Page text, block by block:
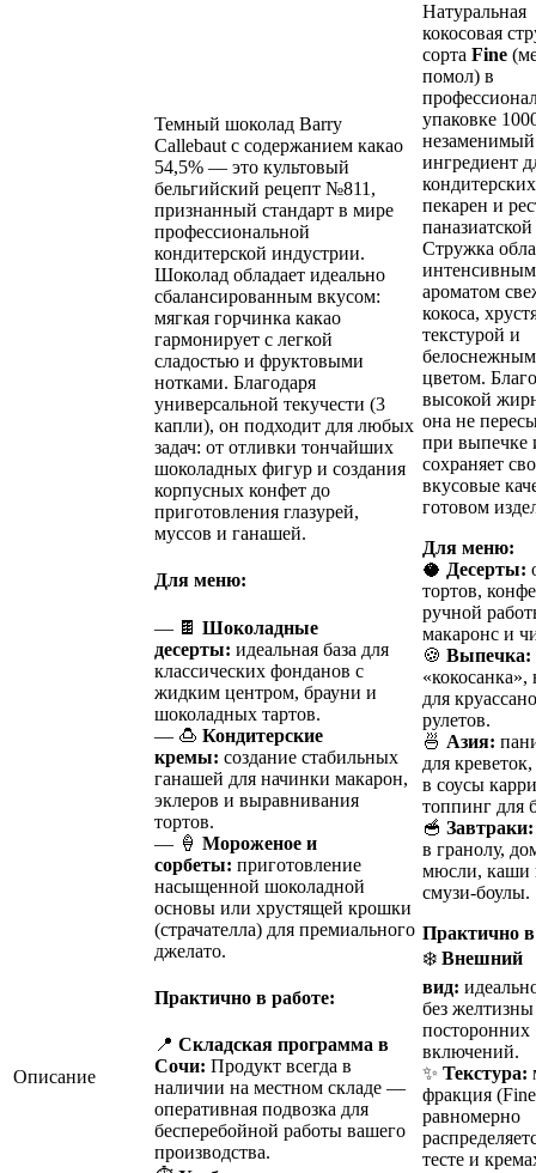
Описание
Темный шоколад Barry
Callebaut с содержанием какао
54,5% — это культовый
бельгийский рецепт №811,
признанный стандарт в мире
профессиональной
кондитерской индустрии.
Шоколад обладает идеально
сбалансированным вкусом:
мягкая горчинка какао
гармонирует с легкой
сладостью и фруктовыми
нотками. Благодаря
универсальной текучести (3
капли), он подходит для любых
задач: от отливки тончайших
шоколадных фигур и создания
корпусных конфет до
приготовления глазурей,
муссов и ганашей.
Для меню:
— 🍫 Шоколадные
десерты: идеальная база для
классических фонданов с
жидким центром, брауни и
шоколадных тартов.
— 🍮 Кондитерские
кремы: создание стабильных
ганашей для начинки макарон,
эклеров и выравнивания
тортов.
— 🍦 Мороженое и
сорбеты: приготовление
насыщенной шоколадной
основы или хрустящей крошки
(страчателла) для премиального
джелато.
Практично в работе:
📍 Складская программа в
Сочи: Продукт всегда в
наличии на местном складе —
оперативная подвозка для
бесперебойной работы вашего
производства.
Натуральная
кокосовая
сорта Fine
помол) в
упаковке
незаменимый
ингредиент
пекарен и
Стружка
интенсивным
ароматом
кокоса,
текстурой и
белоснежным
цветом.
высокой
она не
при выпечке
сохраняет
вкусовые
готовом
Для меню:
🥥 Десерты:
тортов,
ручной
макаронс и
🍪 Выпечка:
для
рулетов.
🍜 Азия:
для
в соусы
топпинг для
🥣 Завтраки:
в гранолу,
мюсли, каши
смузи-боулы.
Практично в
❄️ Внешний
вид:
без
посторонних
включений.
✨ Текстура:
фракция
равномерно
тесте и